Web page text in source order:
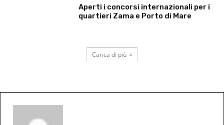
Aperti i concorsi internazionali per i
quartieri Zama e Porto di Mare
Carica di più